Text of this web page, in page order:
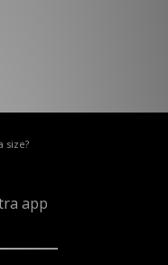
size?
app